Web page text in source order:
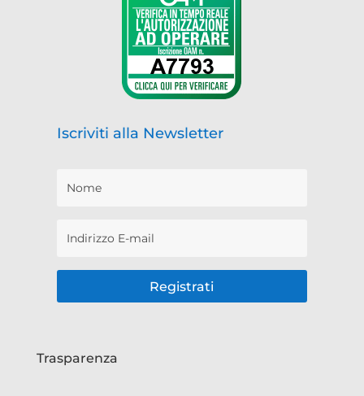
Iscriviti alla Newsletter
Registrati
Trasparenza